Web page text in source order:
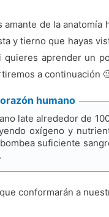
amante de la
y tierno que hayas
quieres aprender un
a continuación
humano
late alrededor de
oxígeno y
suficiente
conformarán a